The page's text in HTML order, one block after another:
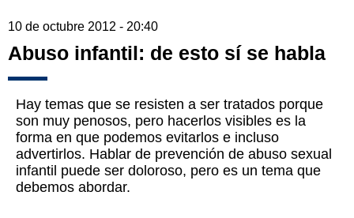
10 de octubre 2012 - 20:40
Abuso infantil: de esto sí se habla
Hay temas que se resisten a ser tratados porque
son muy penosos, pero hacerlos visibles es la
forma en que podemos evitarlos e incluso
advertirlos. Hablar de prevención de abuso sexual
infantil puede ser doloroso, pero es un tema que
debemos abordar.